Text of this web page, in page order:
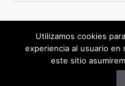
© 2019
Utilizamos cookies
experiencia al usuario en
este sitio